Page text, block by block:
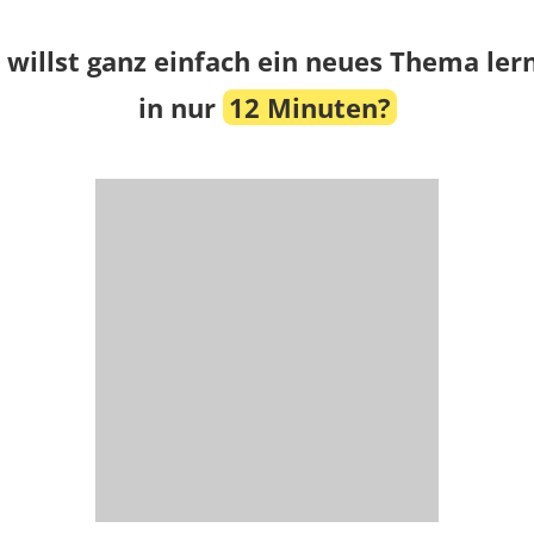
willst ganz einfach ein neues Thema
in nur 12 Minuten?